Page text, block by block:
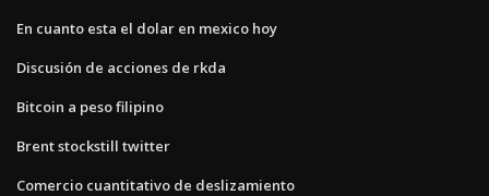
En cuanto esta el dolar en mexico hoy
Discusión de acciones de rkda
Bitcoin a peso filipino
Brent stockstill twitter
Comercio cuantitativo de deslizamiento